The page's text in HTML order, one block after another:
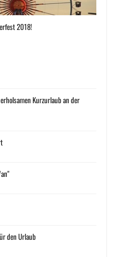
2018!
Kurzurlaub an der
den Urlaub